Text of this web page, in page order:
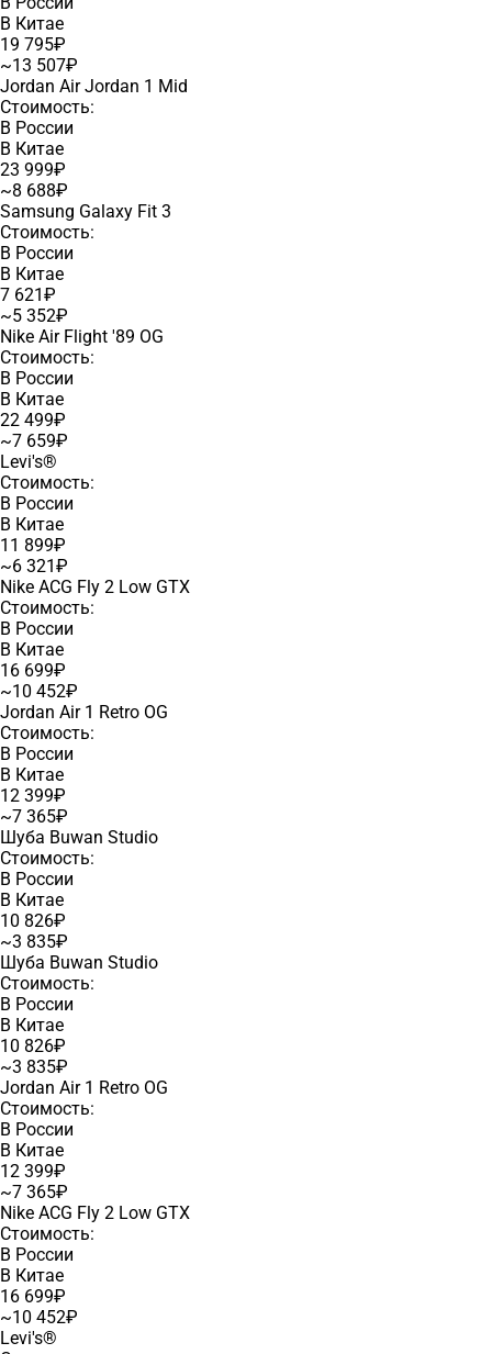
В Китае
19 795₽
~13 507₽
Jordan Air Jordan 1 Mid
Стоимость:
В России
В Китае
23 999₽
~8 688₽
Samsung Galaxy Fit 3
Стоимость:
В России
В Китае
7 621₽
~5 352₽
Nike Air Flight '89 OG
Стоимость:
В России
В Китае
22 499₽
~7 659₽
Levi's®
Стоимость:
В России
В Китае
11 899₽
~6 321₽
Nike ACG Fly 2 Low GTX
Стоимость:
В России
В Китае
16 699₽
~10 452₽
Jordan Air 1 Retro OG
Стоимость:
В России
В Китае
12 399₽
~7 365₽
Шуба Buwan Studio
Стоимость:
В России
В Китае
10 826₽
~3 835₽
Шуба Buwan Studio
Стоимость:
В России
В Китае
10 826₽
~3 835₽
Jordan Air 1 Retro OG
Стоимость:
В России
В Китае
12 399₽
~7 365₽
Nike ACG Fly 2 Low GTX
Стоимость:
В России
В Китае
16 699₽
~10 452₽
Levi's®